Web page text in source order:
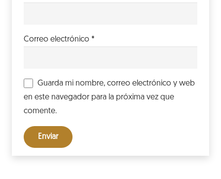
Correo electrónico *
Guarda mi nombre, correo electrónico y web
en este navegador para la próxima vez que
comente.